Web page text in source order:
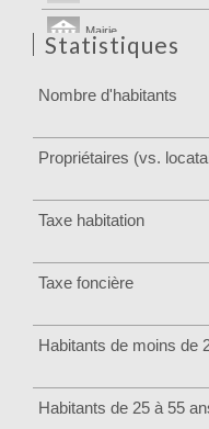
Mairie
Statistiques
Nombre d'habitants
Propriétaires (vs.
Taxe habitation
Taxe foncière
Habitants de moins de
Habitants de 25 à 55